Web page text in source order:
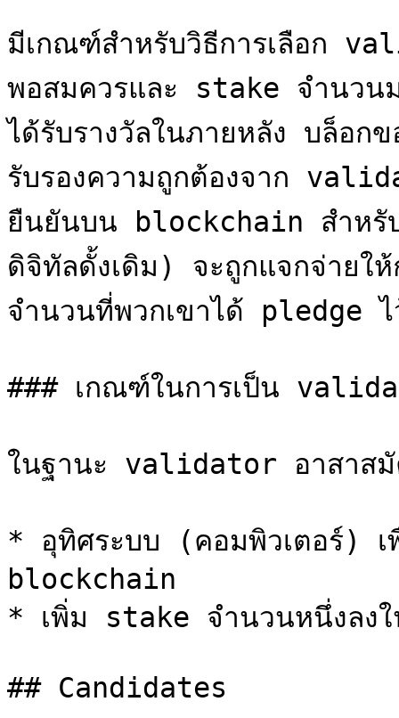
มีเกณฑ์สำหรับวิธีการเลือก
พอสมควรและ stake จำนวนม
ได้รับรางวัลในภายหลัง บล็อ
รับรองความถูกต้องจาก
ยืนยันบน blockchain สำหรับ
ดิจิทัลดั้งเดิม) จะถูกแจกจ่าย
จำนวนที่พวกเขาได้ pledge ไ
### เกณฑ์ในการเป็น
ในฐานะ validator อาสาส
* อุทิศระบบ (คอมพิวเตอร์) เ
blockchain
* เพิ่ม stake จำนวนหนึ่งลงใ
## Candidates